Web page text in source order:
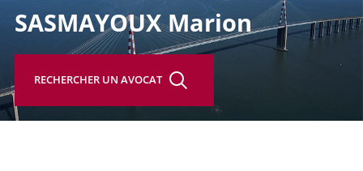
SASMAYOUX Marion
RECHERCHER UN AVOCAT